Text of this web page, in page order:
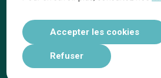
Accepter les cookies
Refuser